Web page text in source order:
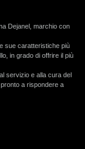
Dejanel, marchio con
sue caratteristiche più
in grado di offrire il più
servizio e alla cura del
a rispondere a